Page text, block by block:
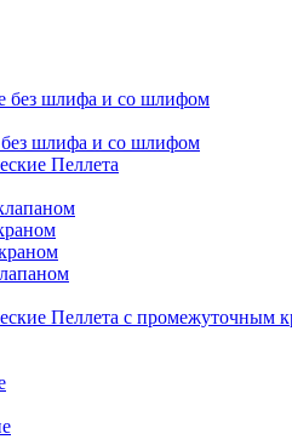
без шлифа и со шлифом
шлифа и со шлифом
Пеллета
Пеллета с промежуточным